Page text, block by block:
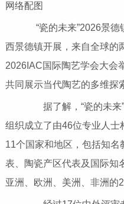
网络配图
“瓷的未来”2026景德
西景德镇开展，来自全球的
2026IAC国际陶艺学会大会
共同展示当代陶艺的多维探
据了解，“瓷的未来
组织成立了由46位专业人士
11个国家和地区，包括知
表、陶瓷产区代表及国际知
亚洲、欧洲、美洲、非洲的